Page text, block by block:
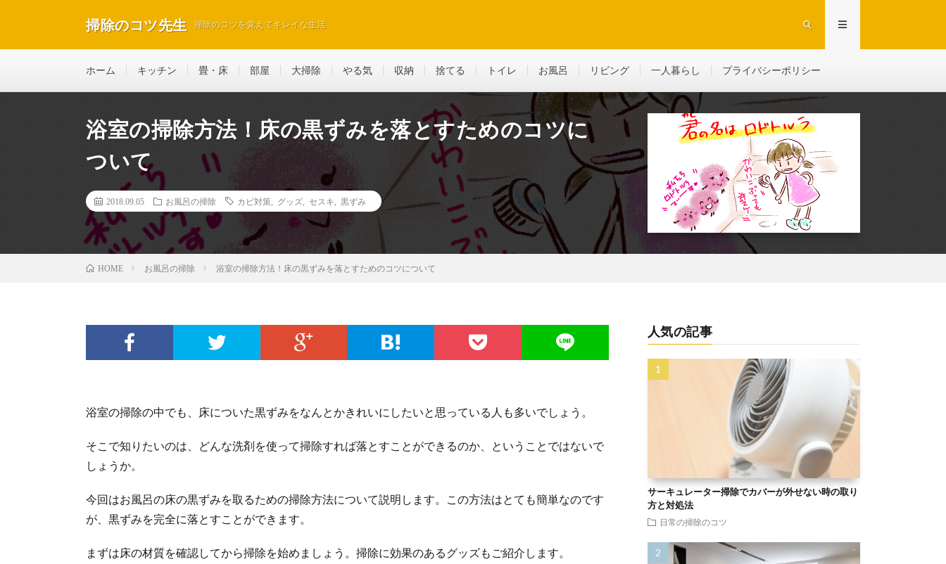
掃除のコツ先生 掃除のコツを覚えてキレイな生活
ホーム キッチン 畳・床 部屋 大掃除 やる気 収納 捨てる トイレ お風呂 リビング 一人暮らし プライバシーポリシー
浴室の掃除方法！床の黒ずみを落とすためのコツに
ついて
2018.09.05 お風呂の掃除 カビ対策 グッズ セスキ 黒ずみ
HOME お風呂の掃除 浴室の掃除方法！床の黒ずみを落とすためのコツについて
浴室の掃除の中でも、床についた黒ずみをなんとかきれいにしたいと思っている人も多いでしょう。
そこで知りたいのは、どんな洗剤を使って掃除すれば落とすことができるのか、ということではないで
しょうか。
今回はお風呂の床の黒ずみを取るための掃除方法について説明します。この方法はとても簡単なのです
が、黒ずみを完全に落とすことができます。
まずは床の材質を確認してから掃除を始めましょう。掃除に効果のあるグッズもご紹介します。
人気の記事
サーキュレーター掃除でカバーが外せない時の取り
方と対処法
日常の掃除のコツ